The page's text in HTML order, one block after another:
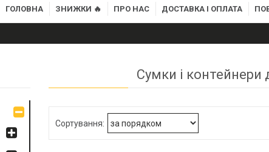
ГОЛОВНА ЗНИЖКИ 🔥 ПРО НАС ДОСТАВКА І ОПЛАТА
Сумки і